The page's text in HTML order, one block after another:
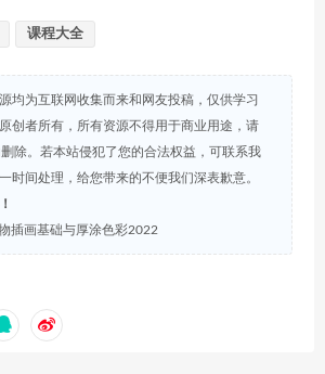
课程大全
均为互联网收集而来和网友投稿，仅供学习
创者所有，所有资源不得用于商业用途，请
除。若本站侵犯了您的合法权益，可联系我
时间处理，给您带来的不便我们深表歉意。
插画基础与厚涂色彩2022